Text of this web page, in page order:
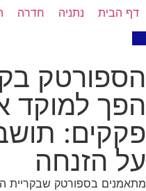
דף הבית נתניה חדרה
הספורטק
הפך למוקד
פקקים:
על הזנחה
מתאמנים בספורטק שבקריית